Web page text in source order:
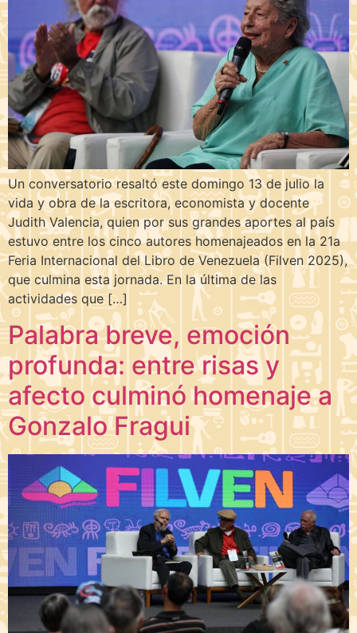
Un conversatorio resaltó este domingo 13 de julio la
vida y obra de la escritora, economista y docente
Judith Valencia, quien por sus grandes aportes al país
estuvo entre los cinco autores homenajeados en la 21a
Feria Internacional del Libro de Venezuela (Filven 2025),
que culmina esta jornada. En la última de las
actividades que […]
Palabra breve, emoción
profunda: entre risas y
afecto culminó homenaje a
Gonzalo Fragui